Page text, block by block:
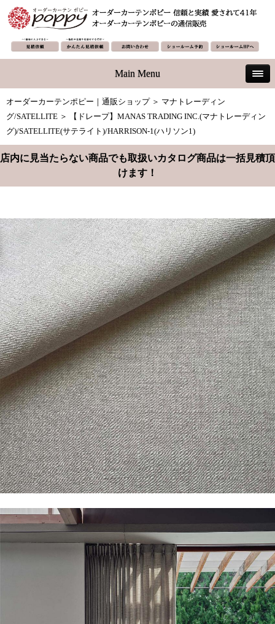
Main Menu
オーダーカーテンポピー｜通販ショップ＞ マナトレーディン
グ/SATELLITE ＞ 【ドレープ】MANAS TRADING INC.(マナトレーディン
グ)/SATELLITE(サテライト)/HARRISON-1(ハリソン1)
店内に見当たらない商品でも取扱いカタログ商品は一括見積頂
けます！